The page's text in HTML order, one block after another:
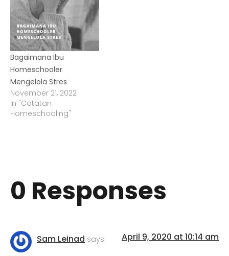
Bagaimana Ibu
Homeschooler
Mengelola Stres
November 21, 2022
In "Catatan
Homeschooling"
0 Responses
Sam Leinad says: April 9, 2020 at 10:14 am